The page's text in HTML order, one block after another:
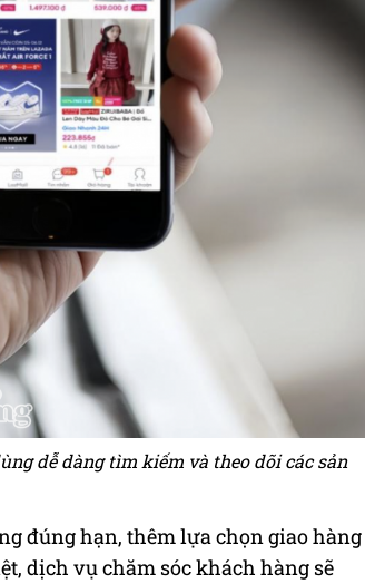
dễ dàng tìm kiếm và theo dõi các sản
đúng hạn, thêm lựa chọn giao hàng
dịch vụ chăm sóc khách hàng sẽ